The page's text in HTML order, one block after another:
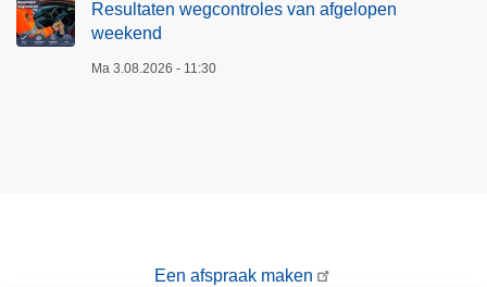
Resultaten wegcontroles van afgelopen
weekend
Ma 3.08.2026 - 11:30
Een afspraak maken